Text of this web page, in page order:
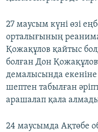
27 маусым күні өзі
орталығының
Қожақұлов қайтыс
болған Дон
демалысында
шептен табылған
арашалап қала
24 маусымда Ақтөбе